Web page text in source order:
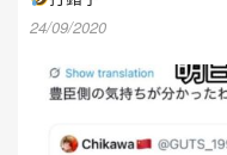
24/09/2020